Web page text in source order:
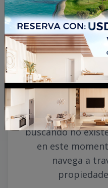
La
o no
Lo sentimos, la
buscando no
en este
navega a